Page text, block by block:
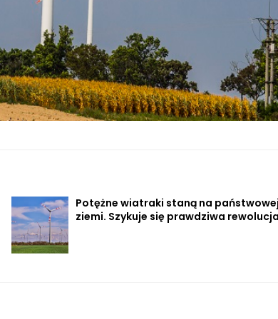
Potężne wiatraki staną na
ziemi. Szykuje się prawdziwa